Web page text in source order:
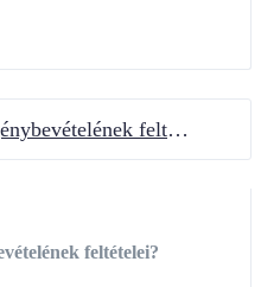
feltételei?
feltételei?